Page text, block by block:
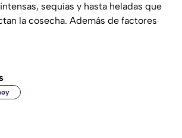
sequías y hasta heladas que
la cosecha. Además de factores